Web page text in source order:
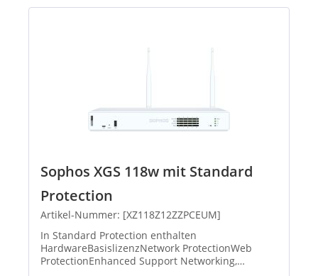
Sophos XGS 118w mit Standard
Protection
Artikel-Nummer: [XZ118Z12ZZPCEUM]
In Standard Protection enthalten
HardwareBasislizenzNetwork ProtectionWeb
ProtectionEnhanced Support Networking,